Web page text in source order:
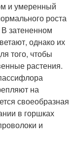
и умеренный
роста
затененном
однако их
того, чтобы
растения.
на
своеобразная
в горшках
и